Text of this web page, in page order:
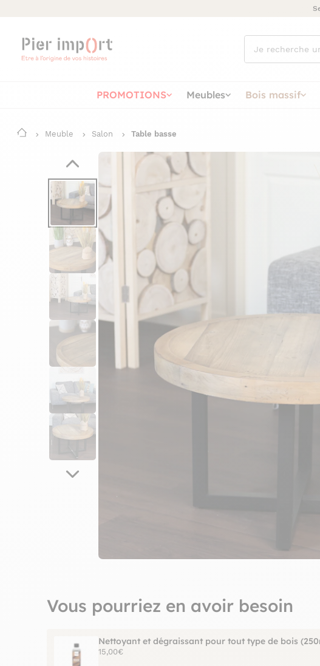
cherchez
vous ?
PROMOTIONS Meubles Bois massif
Meuble Salon Table basse
Vous pourriez en avoir besoin
Nettoyant et dégraissant pour tout type de bois
15,00€